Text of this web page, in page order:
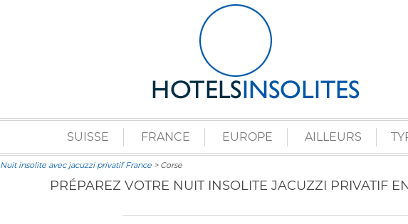
SUISSE FRANCE EUROPE AILLEURS
Nuit insolite avec jacuzzi privatif France > Corse
PRÉPAREZ VOTRE NUIT INSOLITE JACUZZI PRIVATIF